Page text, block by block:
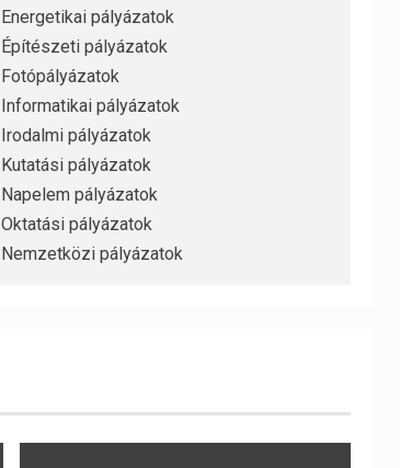
Energetikai pályázatok
Építészeti pályázatok
Fotópályázatok
Informatikai pályázatok
Irodalmi pályázatok
Kutatási pályázatok
Napelem pályázatok
Oktatási pályázatok
Nemzetközi pályázatok